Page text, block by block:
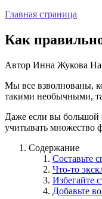
Главная страница
Как
Автор Инна Жукова На
Мы все взволнованы,
такими необычными,
Даже если вы большой
учитывать множество
Содержание
Составьте
Что-то
Избегайте
Добавьте